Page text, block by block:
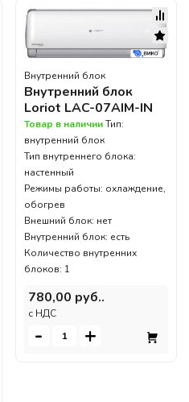
Внутренний блок
Внутренний блок
Loriot LAC-07AIM-IN
Товар в наличииТип:
внутренний блок
Тип внутреннего блока:
настенный
Режимы работы: охлаждение,
обогрев
Внешний блок: нет
Внутренний блок: есть
Количество внутренних
блоков: 1
780,00 руб..
c НДС
- +